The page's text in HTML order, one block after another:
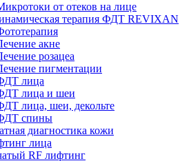
от отеков на лице
терапия ФДТ REVIXAN
акне
розацеа
пигментации
лица
лица и шеи
лица, шеи, декольте
спины
диагностика кожи
лица
RF лифтинг